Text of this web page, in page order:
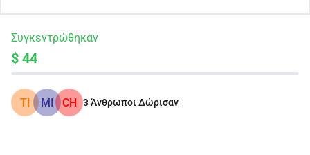
Συγκεντρώθηκαν
$ 44
TI MI CH 3Άνθρωποι Δώρισαν